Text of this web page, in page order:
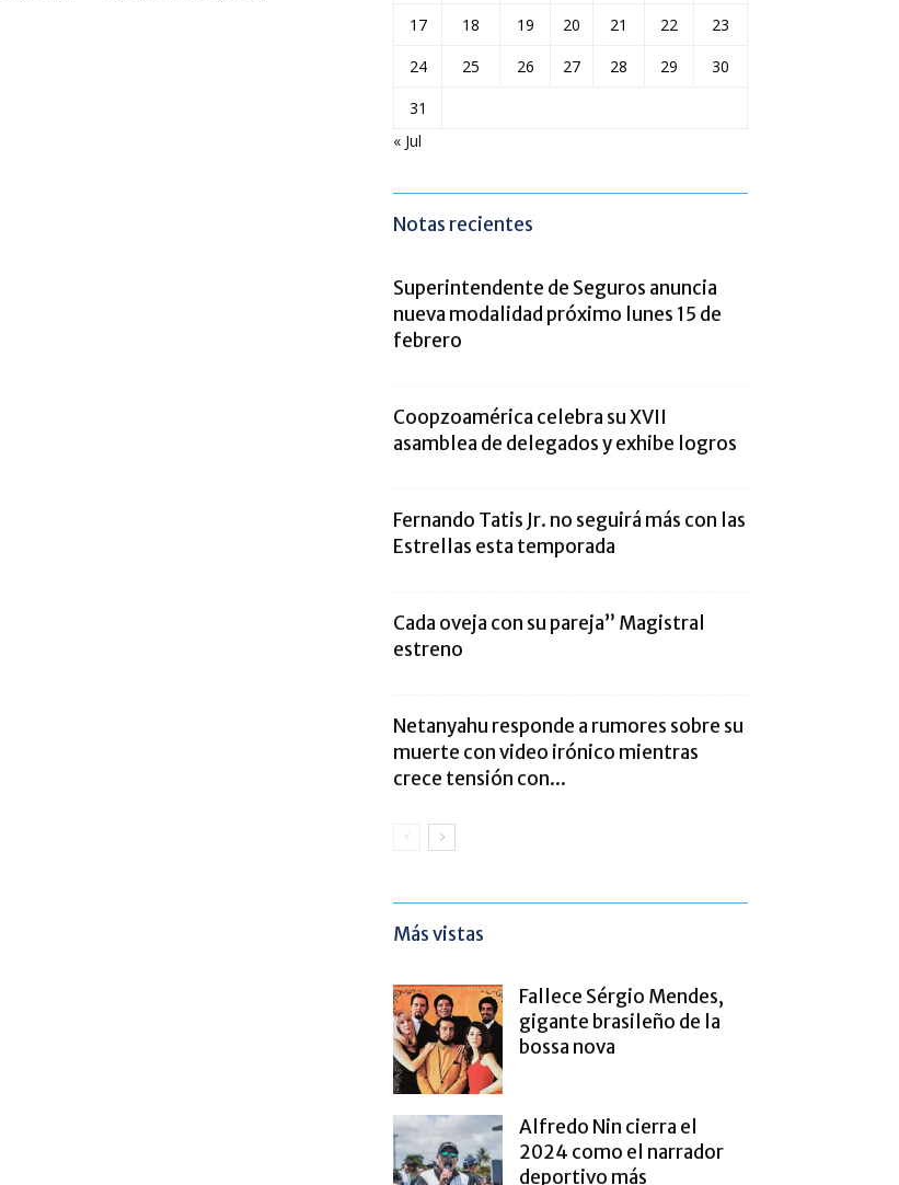
17
18 19 20 21 22
23
24
25 26 27 28 29
30
31
« Jul
Notas recientes
Superintendente de Seguros anuncia
nueva modalidad próximo lunes 15 de
febrero
Coopzoamérica celebra su XVII
asamblea de delegados y exhibe logros
Fernando Tatis Jr. no seguirá más con las
Estrellas esta temporada
Cada oveja con su pareja” Magistral
estreno
Netanyahu responde a rumores sobre su
muerte con video irónico mientras
crece tensión con...
Más vistas
Fallece Sérgio Mendes,
gigante brasileño de la
bossa nova
Alfredo Nin cierra el
2024 como el narrador
deportivo más